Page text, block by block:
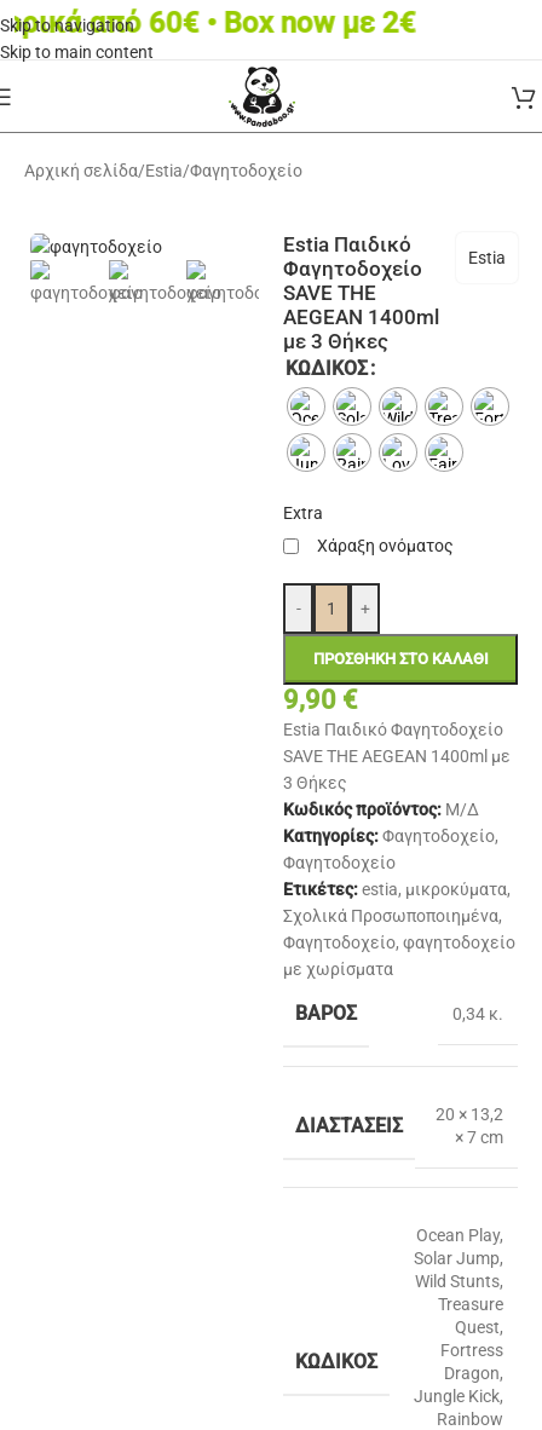
Skip to navigation
Skip to main content
από 60€ • Box now με 2€
Αρχική σελίδα/Estia/Φαγητοδοχείο
Estia Παιδικό
Φαγητοδοχείο
SAVE THE
AEGEAN 1400ml
με 3 Θήκες
Estia
ΚΩΔΙΚΌΣ
Extra
Χάραξη ονόματος
- +
ΠΡΟΣΘΉΚΗ ΣΤΟ ΚΑΛΆΘΙ
9,90 €
Estia Παιδικό Φαγητοδοχείο
SAVE THE AEGEAN 1400ml με
3 Θήκες
Κωδικός προϊόντος: Μ/Δ
Κατηγορίες:Φαγητοδοχείο,
Φαγητοδοχείο
Ετικέτες:estia, μικροκύματα,
Σχολικά Προσωποποιημένα,
Φαγητοδοχείο, φαγητοδοχείο
με χωρίσματα
ΒΆΡΟΣ 0,34 κ.
ΔΙΑΣΤΆΣΕΙΣ
20 × 13,2
× 7 cm
ΚΩΔΙΚΌΣ
Ocean Play,
Solar Jump,
Wild Stunts,
Treasure
Quest,
Fortress
Dragon,
Jungle Kick,
Rainbow